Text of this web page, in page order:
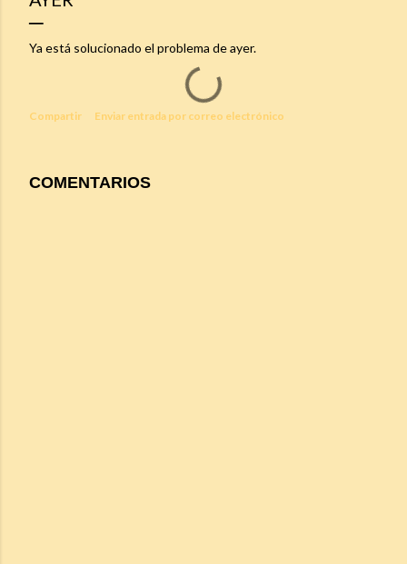
Ya está solucionado el problema de ayer.
Compartir Enviar entrada por correo electrónico
COMENTARIOS